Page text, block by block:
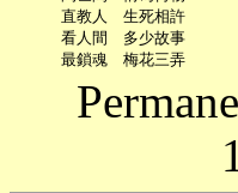
     直教人　生死相許
     看人間　多少故事